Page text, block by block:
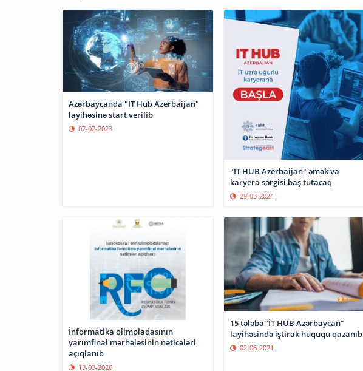
Azərbaycanda "IT Hub Azerbaijan"
layihəsinə start verilib
07-02-2023
"IT HUB Azerbaijan" əmək və
karyera sərgisi baş tutacaq
29-03-2024
İnformatika olimpiadasının
yarımfinal mərhələsinin nəticələri
açıqlanıb
13-03-2026
15 tələbə “İT HUB Azərbaycan”
layihəsində iştirak hüququ qazanıb
02-06-2021